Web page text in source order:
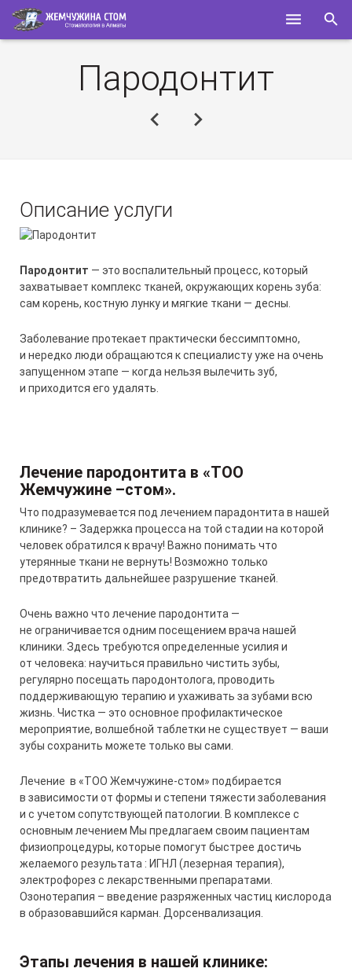
КОНТАКТЫ
ПОЛЕЗНОЕ
Пародонтит
Описание услуги
Пародонтит — это воспалительный процесс, который
захватывает комплекс тканей, окружающих корень зуба:
сам корень, костную лунку и мягкие ткани — десны.
Заболевание протекает практически бессимптомно,
и нередко люди обращаются к специалисту уже на очень
запущенном этапе — когда нельзя вылечить зуб,
и приходится его удалять.
Лечение пародонтита в «ТОО
Жемчужине –стом».
Что подразумевается под лечением парадонтита в нашей
клинике? – Задержка процесса на той стадии на которой
человек обратился к врачу! Важно понимать что
утерянные ткани не вернуть! Возможно только
предотвратить дальнейшее разрушение тканей.
Очень важно что лечение пародонтита —
не ограничивается одним посещением врача нашей
клиники. Здесь требуются определенные усилия и
от человека: научиться правильно чистить зубы,
регулярно посещать пародонтолога, проводить
поддерживающую терапию и ухаживать за зубами всю
жизнь. Чистка — это основное профилактическое
мероприятие, волшебной таблетки не существует — ваши
зубы сохранить можете только вы сами.
Лечение в «ТОО Жемчужине-стом» подбирается
в зависимости от формы и степени тяжести заболевания
и с учетом сопутствующей патологии. В комплексе с
основным лечением Мы предлагаем своим пациентам
физиопроцедуры, которые помогут быстрее достичь
желаемого результата : ИГНЛ (лезерная терапия),
электрофорез с лекарственными препаратами.
Озонотерапия – введение разряженных частиц кислорода
в образовавшийся карман. Дорсенвализация.
Этапы лечения в нашей клинике: